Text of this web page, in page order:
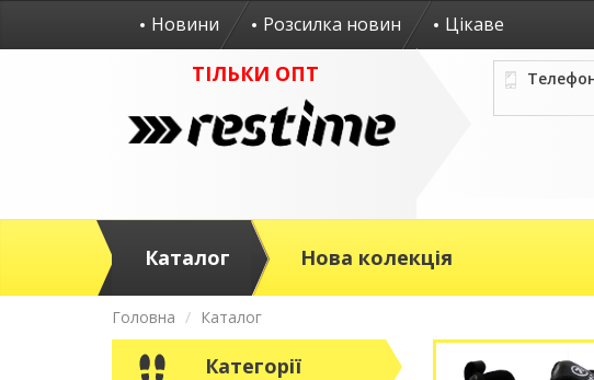
Новини Розсилка новин Цікаве
ТІЛЬКИ ОПТ
Каталог Нова колекція
Головна Каталог
Категорії